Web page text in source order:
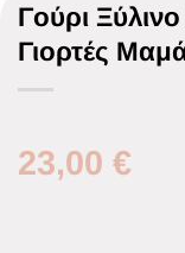
Γούρι
Γιορτές
23,00 €